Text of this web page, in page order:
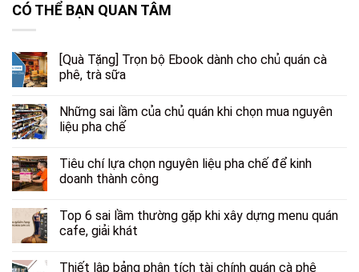
CÓ THỂ BẠN QUAN TÂM
[Quà Tặng] Trọn bộ Ebook dành cho chủ quán cà
phê, trà sữa
Những sai lầm của chủ quán khi chọn mua nguyên
liệu pha chế
Tiêu chí lựa chọn nguyên liệu pha chế để kinh
doanh thành công
Top 6 sai lầm thường gặp khi xây dựng menu quán
cafe, giải khát
Thiết lập bảng phân tích tài chính quán cà phê